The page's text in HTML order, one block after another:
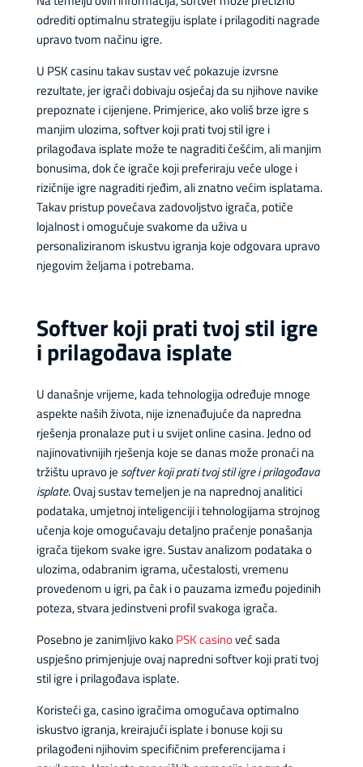
odrediti optimalnu strategiju isplate i prilagoditi nagrade
upravo tvom načinu igre.
U PSK casinu takav sustav već pokazuje izvrsne
rezultate, jer igrači dobivaju osjećaj da su njihove navike
prepoznate i cijenjene. Primjerice, ako voliš brze igre s
manjim ulozima, softver koji prati tvoj stil igre i
prilagođava isplate može te nagraditi češćim, ali manjim
bonusima, dok će igrače koji preferiraju veće uloge i
rizičnije igre nagraditi rjeđim, ali znatno većim isplatama.
Takav pristup povećava zadovoljstvo igrača, potiče
lojalnost i omogućuje svakome da uživa u
personaliziranom iskustvu igranja koje odgovara upravo
njegovim željama i potrebama.
Softver koji prati tvoj stil igre
i prilagođava isplate
U današnje vrijeme, kada tehnologija određuje mnoge
aspekte naših života, nije iznenađujuće da napredna
rješenja pronalaze put i u svijet online casina. Jedno od
najinovativnijih rješenja koje se danas može pronaći na
tržištu upravo jesoftver koji prati tvoj stil igre i prilagođava
isplate. Ovaj sustav temeljen je na naprednoj analitici
podataka, umjetnoj inteligenciji i tehnologijama strojnog
učenja koje omogućavaju detaljno praćenje ponašanja
igrača tijekom svake igre. Sustav analizom podataka o
ulozima, odabranim igrama, učestalosti, vremenu
provedenom u igri, pa čak i o pauzama između pojedinih
poteza, stvara jedinstveni profil svakoga igrača.
Posebno je zanimljivo kakoPSK casinoveć sada
uspješno primjenjuje ovaj napredni softver koji prati tvoj
stil igre i prilagođava isplate.
Koristeći ga, casino igračima omogućava optimalno
iskustvo igranja, kreirajući isplate i bonuse koji su
prilagođeni njihovim specifičnim preferencijama i